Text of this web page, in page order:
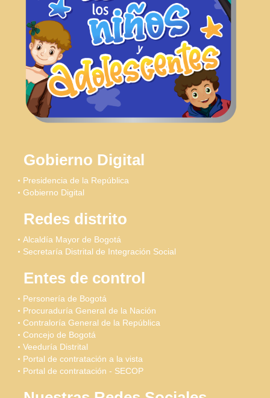
Gobierno Digital
Presidencia de la República
Gobierno Digital
Redes distrito
Alcaldía Mayor de Bogotá
Secretaría Distrital de Integración Social
Entes de control
Personería de Bogotá
Procuraduría General de la Nación
Contraloría General de la República
Concejo de Bogotá
Veeduría Distrital
Portal de contratación a la vista
Portal de contratación - SECOP